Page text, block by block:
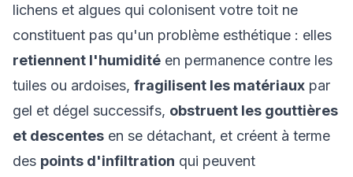
lichens et algues qui colonisent votre toit ne
constituent pas qu'un problème esthétique : elles
retiennent l'humidité en permanence contre les
tuiles ou ardoises, fragilisent les matériaux par
gel et dégel successifs, obstruent les gouttières
et descentes en se détachant, et créent à terme
des points d'infiltration qui peuvent